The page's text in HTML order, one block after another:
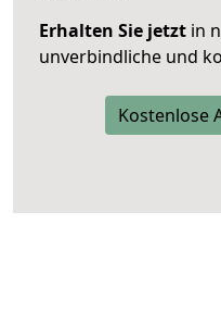
Erhalten Sie jetzt in
unverbindliche und
Kostenlose